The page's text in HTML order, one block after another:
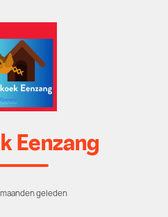
Eenzang
geleden